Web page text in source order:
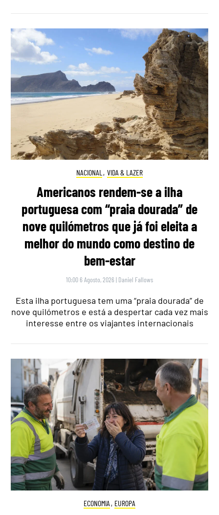
NACIONAL , VIDA & LAZER
Americanos rendem-se a ilha
portuguesa com “praia dourada” de
nove quilómetros que já foi eleita a
melhor do mundo como destino de
bem-estar
10:00 6 Agosto, 2026 | Daniel Fallows
Esta ilha portuguesa tem uma “praia dourada” de
nove quilómetros e está a despertar cada vez mais
interesse entre os viajantes internacionais
ECONOMIA , EUROPA